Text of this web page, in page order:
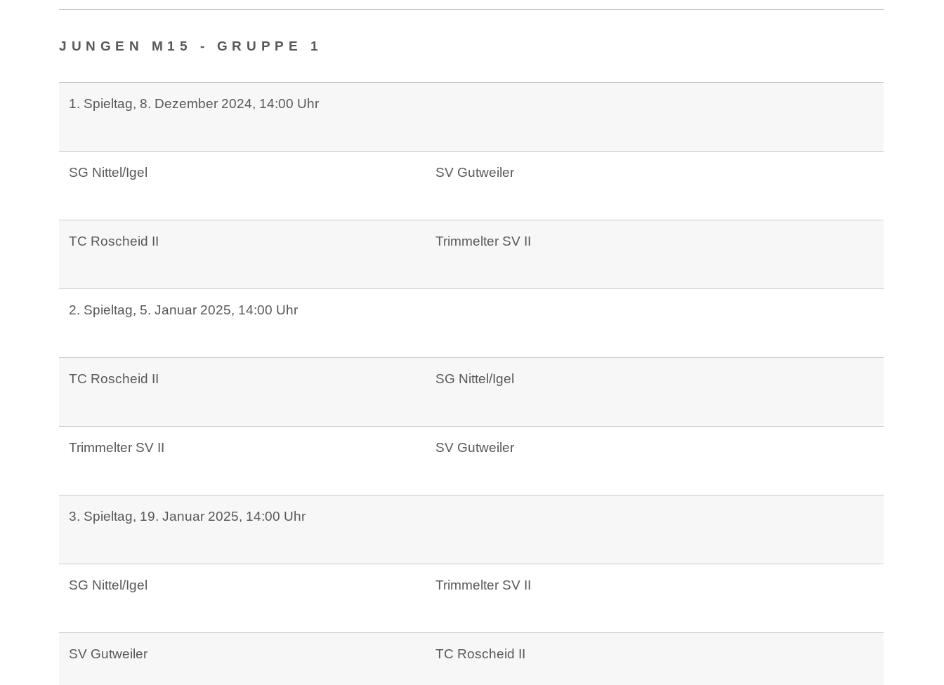
JUNGEN M15 - GRUPPE 1
1. Spieltag, 8. Dezember 2024, 14:00 Uhr
SG Nittel/Igel SV Gutweiler
TC Roscheid II Trimmelter SV II
2. Spieltag, 5. Januar 2025, 14:00 Uhr
TC Roscheid II SG Nittel/Igel
Trimmelter SV II SV Gutweiler
3. Spieltag, 19. Januar 2025, 14:00 Uhr
SG Nittel/Igel Trimmelter SV II
SV Gutweiler TC Roscheid II